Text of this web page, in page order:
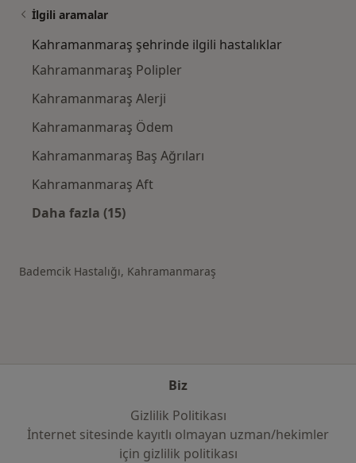
İlgili aramalar
Kahramanmaraş şehrinde ilgili hastalıklar
Kahramanmaraş Polipler
Kahramanmaraş Alerji
Kahramanmaraş Ödem
Kahramanmaraş Baş Ağrıları
Kahramanmaraş Aft
Daha fazla (15)
Bademcik Hastalığı, Kahramanmaraş
Biz
Gizlilik Politikası
İnternet sitesinde kayıtlı olmayan uzman/hekimler
i̇çin gizlilik politikası